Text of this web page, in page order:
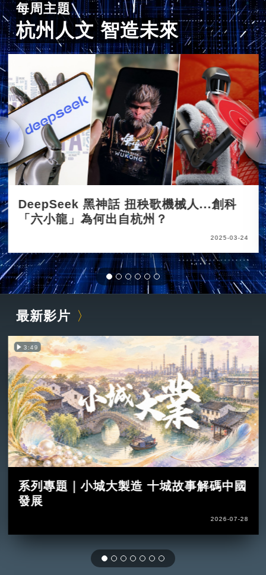
每周主題
杭州人文 智造未來
DeepSeek 黑神話 扭秧歌機械人...創科
「六小龍」為何出自杭州？
2025-03-24
最新影片
3:49
系列專題｜小城大製造 十城故事解碼中國
發展
2026-07-28